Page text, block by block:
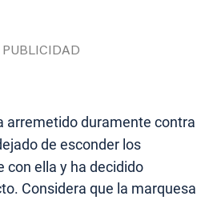
arremetido duramente contra
de esconder los
con ella y ha decidido
Considera que la marquesa